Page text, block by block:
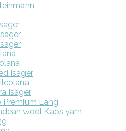
Isager
Isager
Premium Lang
wool Kaos yarn